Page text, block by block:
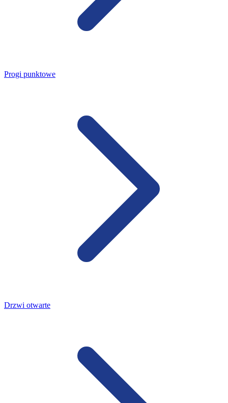
Progi punktowe
Drzwi otwarte